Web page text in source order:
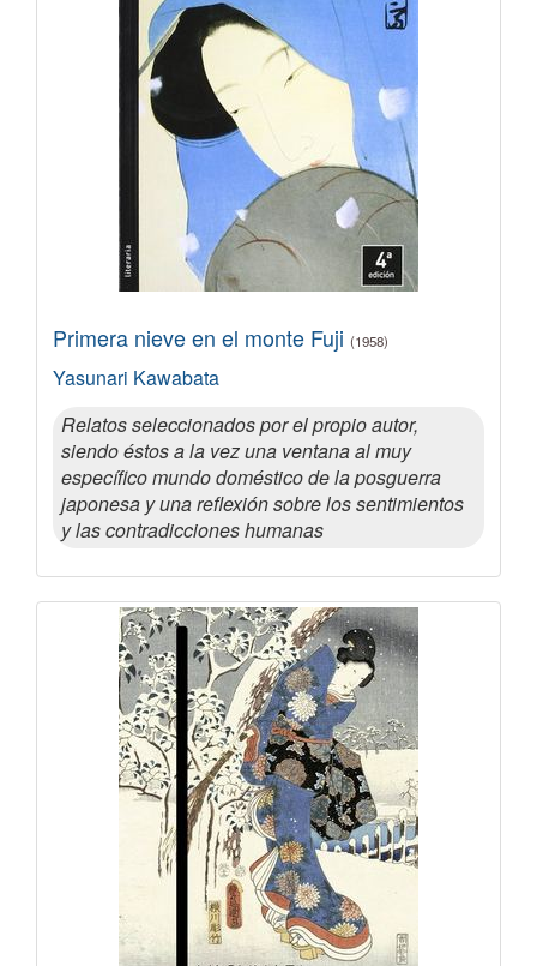
Primera nieve en el monte Fuji (1958)
Yasunari Kawabata
Relatos seleccionados por el propio autor,
siendo éstos a la vez una ventana al muy
específico mundo doméstico de la posguerra
japonesa y una reflexión sobre los sentimientos
y las contradicciones humanas